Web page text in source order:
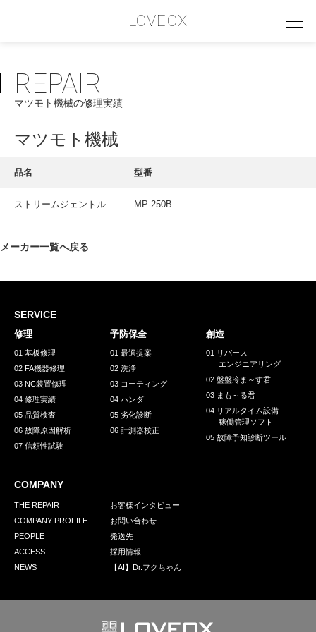
LOVEOX
PHILOSOPHY
フィロソフィー
COMPANY PROFILE
INTERVIEW
採用情報
GREEN CHALLENGE
環境への取り組み
お問い合わせ 発送先
REPAIR
マツモト機械の修理実績
マツモト機械
品名 型番
ストリームジェントル MP-250B
メーカー一覧へ戻る
SERVICE
修理
01 基板修理
02 FA機器修理
03 NC装置修理
04 修理実績
05 品質検査
06 故障原因解析
07 信頼性試験
予防保全
01 最適提案
02 洗浄
03 コーティング
04 ハンダ
05 劣化診断
06 計測器校正
創造
01 リバース
エンジニアリング
02 盤盤冷ま～す君
03 まも～る君
04 リアルタイム設備
稼働管理ソフト
05 故障予知診断ツール
COMPANY
THE REPAIR
COMPANY PROFILE
PEOPLE
ACCESS
NEWS
お客様インタビュー
お問い合わせ
発送先
採用情報
【AI】Dr.フクちゃん